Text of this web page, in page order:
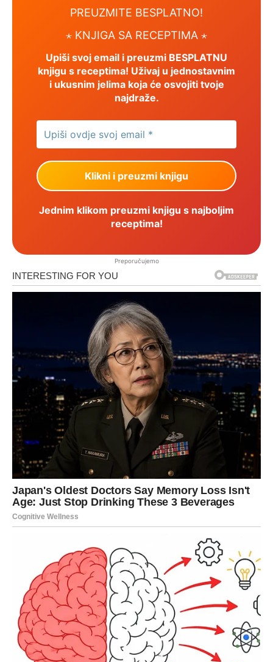
PREUZMITE BESPLATNO!
⋆ KNJIGA SA RECEPTIMA ⋆
Upiši svoj email i preuzmi BESPLATNU
knjigu s receptima! Uživaj u jednostavnim
i ukusnim jelima koja će osvojiti tvoje
najdraže.
Jednim klikom preuzmi knjigu s najboljim
receptima!
Preporučujemo